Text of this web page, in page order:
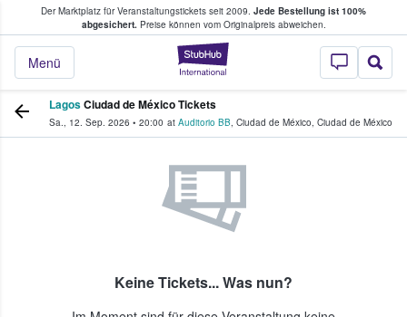
Der Marktplatz für Veranstaltungstickets seit 2009. Jede Bestellung ist 100%
abgesichert.Preise können vom Originalpreis abweichen.
StubHub - Wo
Menü
Tickets kaufen & verkaufen
LagosCiudad de México Tickets
Sa., 12. Sep. 2026 • 20:00 at Auditorio BB, Ciudad de México, Ciudad de México
Keine Tickets... Was nun?